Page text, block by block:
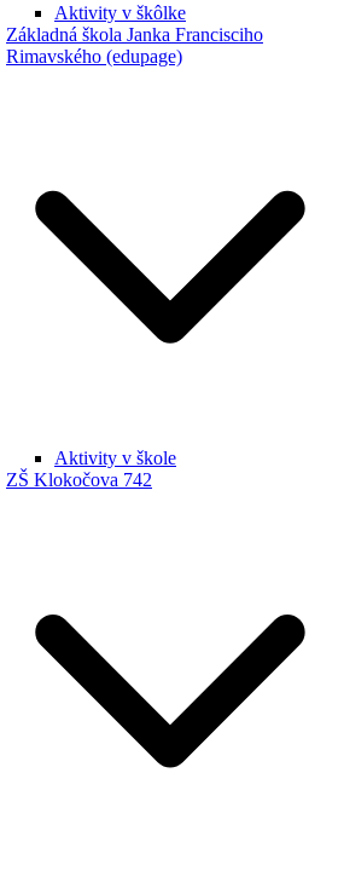
Aktivity v škôlke
Základná škola Janka Francisciho
Rimavského (edupage)
Aktivity v škole
ZŠ Klokočova 742